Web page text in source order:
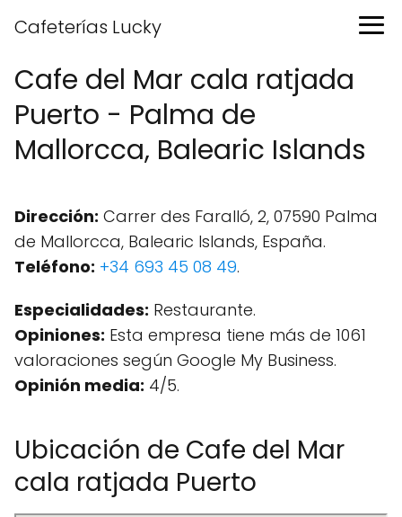
Cafeterías Lucky
Cafe del Mar cala ratjada
Puerto - Palma de
Mallorcca, Balearic Islands
Dirección: Carrer des Faralló, 2, 07590 Palma
de Mallorcca, Balearic Islands, España.
Teléfono: +34 693 45 08 49.
Especialidades: Restaurante.
Opiniones: Esta empresa tiene más de 1061
valoraciones según Google My Business.
Opinión media: 4/5.
Ubicación de Cafe del Mar
cala ratjada Puerto